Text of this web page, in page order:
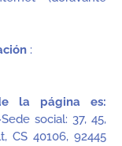
:
la página es:
social: 37, 45,
CS 40106, 92445